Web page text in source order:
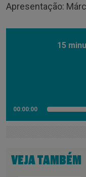
Apresentação:
15
00:00:00
VEJA TAMBÉM